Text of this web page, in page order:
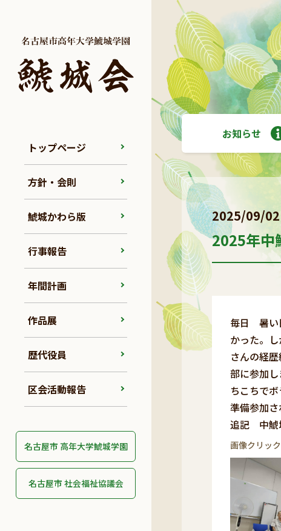
トップページ
方針・会則
鯱城かわら版
行事報告
年間計画
作品展
歴代役員
区会活動報告
名古屋市 高年大学鯱城学園
名古屋市 社会福祉協議会
お知らせ
2025/09/02
2025年中
毎日 暑い
かった。
さんの経
部に参加
ちこちで
準備参加
追記 中鯱
画像クリッ